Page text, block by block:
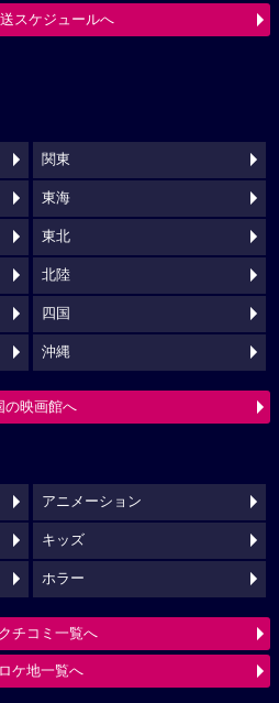
スケジュールへ
関東
東海
東北
北陸
四国
沖縄
の映画館へ
アニメーション
キッズ
ホラー
チコミ一覧へ
ケ地一覧へ